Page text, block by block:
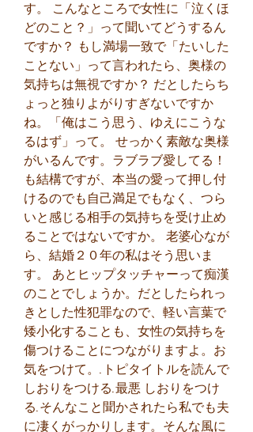
す。 こんなところで女性に「泣くほ
どのこと？」って聞いてどうするん
ですか？ もし満場一致で「たいした
ことない」って言われたら、奥様の
気持ちは無視ですか？ だとしたらち
ょっと独りよがりすぎないですか
ね。「俺はこう思う、ゆえにこうな
るはず」って。 せっかく素敵な奥様
がいるんです。ラブラブ愛してる！
も結構ですが、本当の愛って押し付
けるのでも自己満足でもなく、つら
いと感じる相手の気持ちを受け止め
ることではないですか。 老婆心なが
ら、結婚２０年の私はそう思いま
す。 あとヒップタッチャーって痴漢
のことでしょうか。だとしたられっ
きとした性犯罪なので、軽い言葉で
矮小化することも、女性の気持ちを
傷つけることにつながりますよ。お
気をつけて。.トピタイトルを読んで
しおりをつける.最悪 しおりをつけ
る.そんなこと聞かされたら私でも夫
に凄くがっかりします。そんな風に